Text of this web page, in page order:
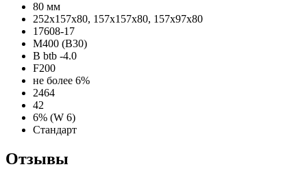
80 мм
252х157х80, 157х157х80, 157х97х80
17608-17
М400 (В30)
B btb -4.0
F200
не более 6%
2464
42
6% (W 6)
Стандарт
Отзывы